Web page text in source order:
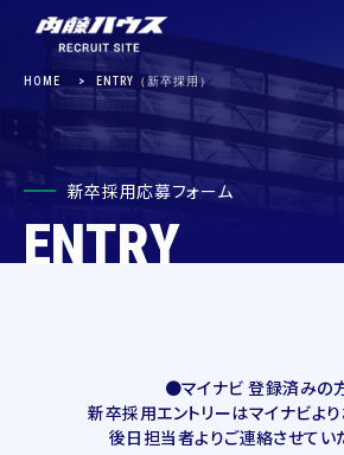
HOME ENTRY（新卒採用）
新卒採用応募フォーム
ENTRY
●マイナビ 登録済みの
新卒採用エントリーはマイナビより
後日担当者よりご連絡させてい